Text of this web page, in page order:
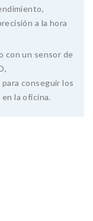
a la hora
con un sensor de
conseguir los
la oficina.